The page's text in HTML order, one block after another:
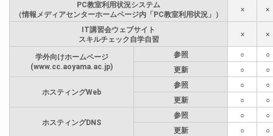
PC教室利用状況システム
（情報メディアセンターホームページ内「PC教室利用状況」）
× ×
IT講習会ウェブサイト
スキルチェック自学自習
× ×
学外向けホームページ
(www.cc.aoyama.ac.jp)
参照 ○
○
更新
○ ○
ホスティングWeb
参照 ○
○
更新
○ ○
ホスティングDNS
参照 ○
○
更新
○ ○